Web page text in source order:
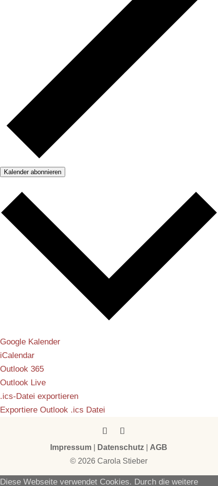
Kalender abonnieren
Google Kalender
iCalendar
Outlook 365
Outlook Live
.ics-Datei exportieren
Exportiere Outlook .ics Datei
Impressum Datenschutz
AGB
© 2026 Carola Stieber
Diese Webseite verwendet Cookies. Durch die weitere